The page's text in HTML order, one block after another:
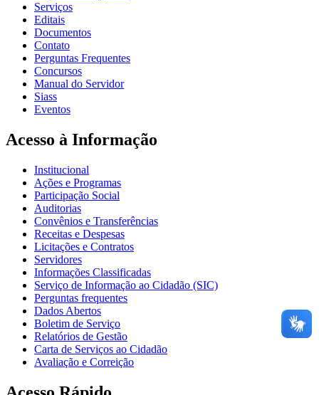
Serviços
Editais
Documentos
Contato
Perguntas Frequentes
Concursos
Manual do Servidor
Siass
Eventos
Acesso à Informação
Institucional
Ações e Programas
Participação Social
Auditorias
Convênios e Transferências
Receitas e Despesas
Licitações e Contratos
Servidores
Informações Classificadas
Serviço de Informação ao Cidadão (SIC)
Perguntas frequentes
Dados Abertos
Boletim de Serviço
Relatórios de Gestão
Carta de Serviços ao Cidadão
Avaliação e Correição